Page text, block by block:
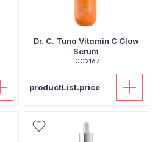
Dr. C. Tuna Vitamin C Glow
Serum
1002167
productList.price